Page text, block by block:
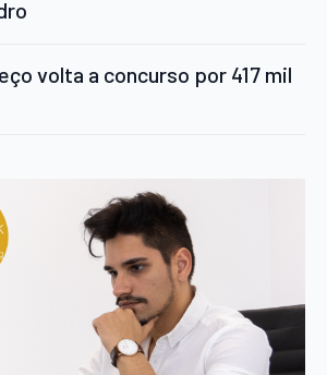
volta a concurso por 417 mil